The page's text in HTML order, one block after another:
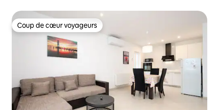
Coup de cœur voyageurs
Coup de cœur voyageurs